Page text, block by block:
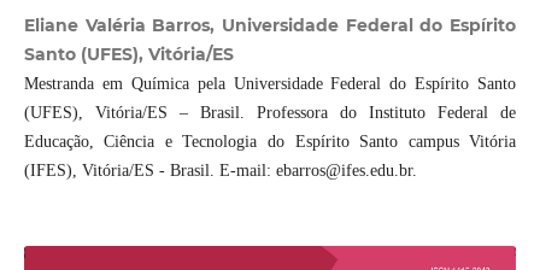
Eliane Valéria Barros, Universidade Federal do Espírito
Santo (UFES), Vitória/ES
Mestranda em Química pela Universidade Federal do Espírito Santo
(UFES), Vitória/ES – Brasil. Professora do Instituto Federal de
Educação, Ciência e Tecnologia do Espírito Santo campus Vitória
(IFES), Vitória/ES - Brasil. E-mail: ebarros@ifes.edu.br.